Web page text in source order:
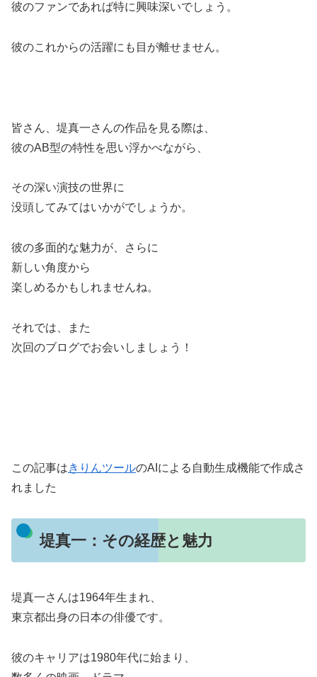
彼のファンであれば特に興味深いでしょう。
彼のこれからの活躍にも目が離せません。
皆さん、堤真一さんの作品を見る際は、
彼のAB型の特性を思い浮かべながら、
その深い演技の世界に
没頭してみてはいかがでしょうか。
彼の多面的な魅力が、さらに
新しい角度から
楽しめるかもしれませんね。
それでは、また
次回のブログでお会いしましょう！
この記事はきりんツールのAIによる自動生成機能で作成さ
れました
堤真一：その経歴と魅力
堤真一さんは1964年生まれ、
東京都出身の日本の俳優です。
彼のキャリアは1980年代に始まり、